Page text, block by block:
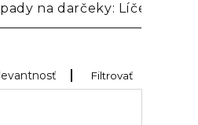
na darčeky: Líčenie
Filtrovať